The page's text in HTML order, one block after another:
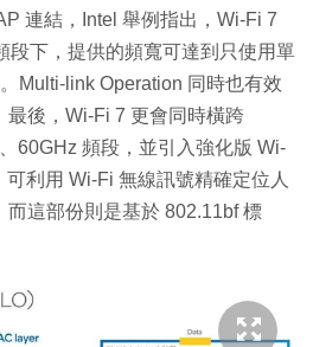
連結，Intel 舉例指出，Wi-Fi 7
段下，提供的頻寬可達到只使用單
Multi-link Operation 同時也有效
後，Wi-Fi 7 更會同時橫跨
60GHz 頻段，並引入強化版 Wi-
利用 Wi-Fi 無線訊號精確定位人
這部份則是基於 802.11bf 標